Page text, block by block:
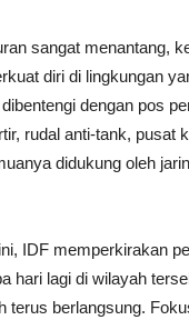
sangat menantang,
diri di lingkungan
dengan pos
rudal anti-tank, pusat
didukung oleh
IDF memperkirakan
hari lagi di wilayah
terus berlangsung.